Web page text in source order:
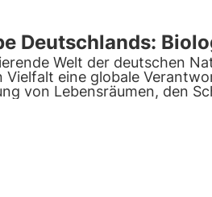
Deutschlands:
Welt der deutschen
Vielfalt eine globale
von Lebensräumen, den